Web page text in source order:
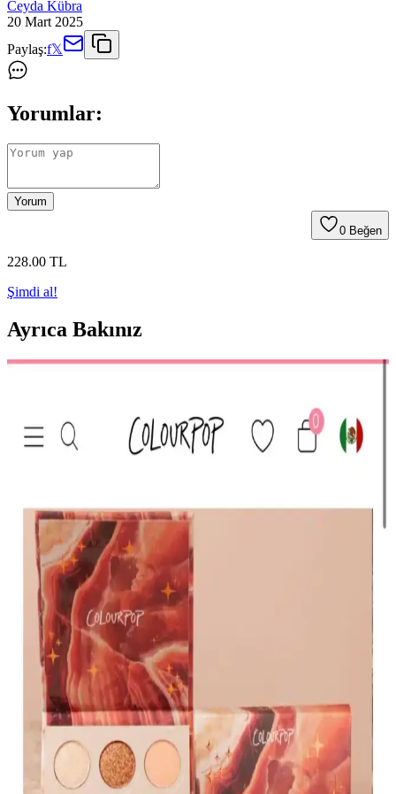
Ceyda Kübra
20 Mart 2025
Paylaş:f𝕏
Yorumlar:
Yorum
0 Beğen
228.00 TL
Şimdi al!
Ayrıca Bakınız
HBTasarim Fix 13’lü Kahverengi Fırça Seti, çeşitli makyaj
tekniklerine uygun, doğal kıllı ve kullanışlı fırçalar içerir, cilt dostu
The Glitter Lab Jel Formlu Parlak Glitter Paradise
Renkli Çok Yönlü Kullanım İçin
The Glitter Lab'in jel formüllü parlak glitteri, kolay uygulama, su
bazlı formülü ve doğal ışıltısıyla makyaj ve vücut süslemelerinde
tercih edilir.
KIKO Creamy Lipgloss 107 Magenta Dudak
Parlatıcısı: Canlı ve Uzun Süre Kalıcı Renkli
Makyaj
KIKO'nun 107 Magenta dudak parlatıcısı, yoğun renk ve parlaklık
sunar. Pratik uygulama ve uzun süre kalıcılığıyla günlük makyajda
tercih edilen, hafif ve nemlendirici formülüyle dikkat çeker.
Muğgan 3'lü Açılı Fırçalı Kaş Boyası Seti İncelemesi
ve Kullanıcı Yorumları